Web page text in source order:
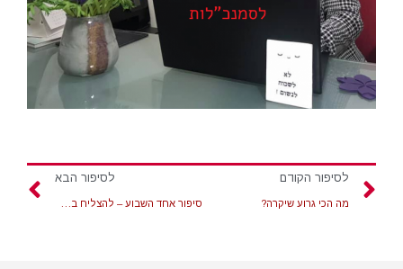
לסיפור הקודם
מה הכי גרוע שיקרה?
לסיפור הבא
סיפור אחד השבוע – להצליח בשותפות עסקית – 22.05.2020